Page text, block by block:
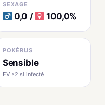
SEXAGE
0,0 / 100,0%
POKÉRUS
Sensible
EV ×2 si infecté